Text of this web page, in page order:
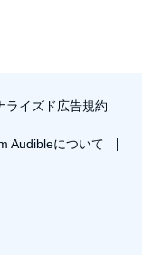
ライズド広告規約
Audibleについて